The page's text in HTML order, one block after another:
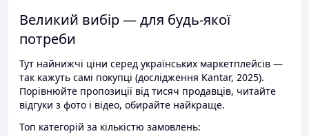
Великий вибір — для будь-якої
потреби
Тут найнижчі ціни серед українських маркетплейсів —
так кажуть самі покупці (дослідження Kantar, 2025).
Порівнюйте пропозиції від тисяч продавців, читайте
відгуки з фото і відео, обирайте найкраще.
Топ категорій за кількістю замовлень: